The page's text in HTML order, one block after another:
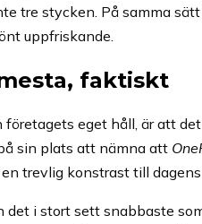
tre stycken. På samma
uppfriskande.
faktiskt
företagets eget håll, är att
sin plats att nämna att
trevlig konstrast till
det i stort sett snabbaste